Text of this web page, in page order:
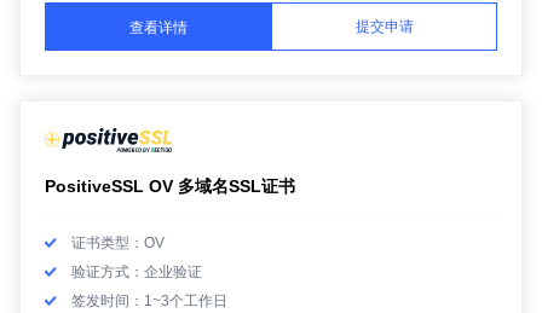
查看详情 提交申请
PositiveSSL OV 多域名SSL证书
证书类型：OV
验证方式：企业验证
签发时间：1~3个工作日